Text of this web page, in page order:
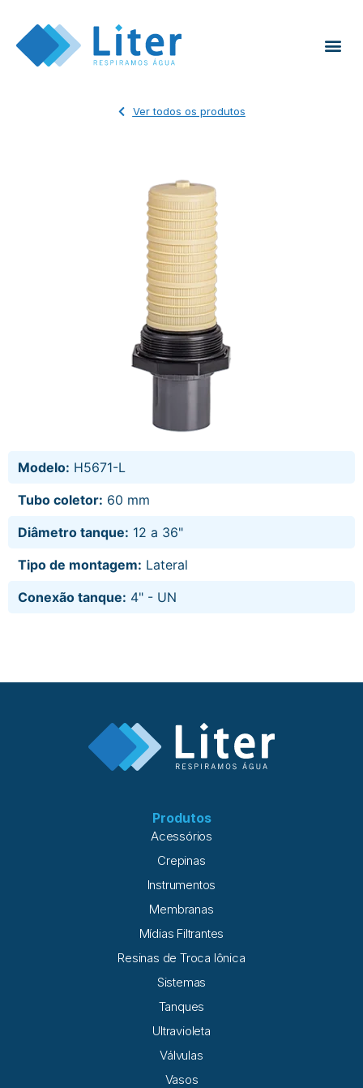
Ver todos os produtos
Modelo: H5671-L
Tubo coletor: 60 mm
Diâmetro tanque: 12 a 36"
Tipo de montagem: Lateral
Conexão tanque: 4" - UN
Produtos
Acessórios
Crepinas
Instrumentos
Membranas
Mídias Filtrantes
Resinas de Troca Iônica
Sistemas
Tanques
Ultravioleta
Válvulas
Vasos